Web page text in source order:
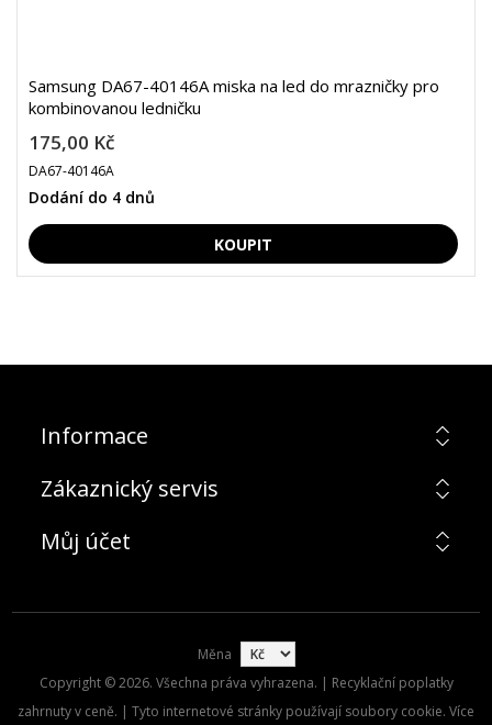
Samsung DA67-40146A miska na led do mrazničky pro
kombinovanou ledničku
175,00 Kč
DA67-40146A
Dodání do 4 dnů
Informace
Zákaznický servis
Můj účet
Měna
Copyright © 2026. Všechna práva vyhrazena. | Recyklační poplatky
zahrnuty v ceně. | Tyto internetové stránky používají soubory cookie. Více